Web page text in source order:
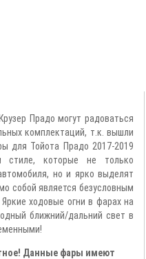
Прадо могут радоваться
комплектаций, т.к. вышли
для Тойота Прадо 2017-2019
стиле, которые не только
но и ярко выделят
собой является безусловным
ходовые огни в фарах на
ближний/дальний свет в
Данные фары имеют